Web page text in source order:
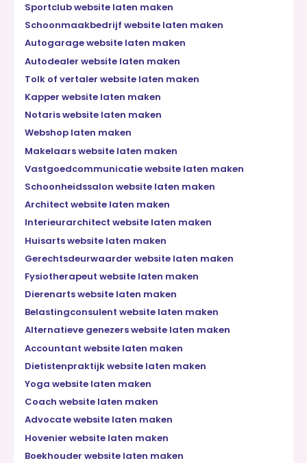
Sportclub website laten maken
Schoonmaakbedrijf website laten maken
Autogarage website laten maken
Autodealer website laten maken
Tolk of vertaler website laten maken
Kapper website laten maken
Notaris website laten maken
Webshop laten maken
Makelaars website laten maken
Vastgoedcommunicatie website laten maken
Schoonheidssalon website laten maken
Architect website laten maken
Interieurarchitect website laten maken
Huisarts website laten maken
Gerechtsdeurwaarder website laten maken
Fysiotherapeut website laten maken
Dierenarts website laten maken
Belastingconsulent website laten maken
Alternatieve genezers website laten maken
Accountant website laten maken
Dietistenpraktijk website laten maken
Yoga website laten maken
Coach website laten maken
Advocate website laten maken
Hovenier website laten maken
Boekhouder website laten maken